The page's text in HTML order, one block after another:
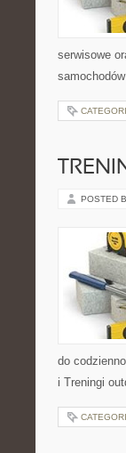
serwisowe
POSTED
do
i Treningi